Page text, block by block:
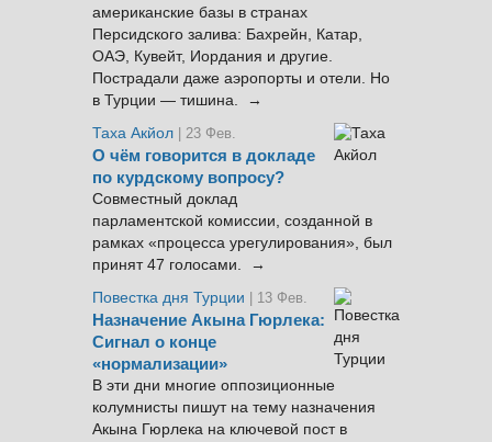
американские базы в странах
Персидского залива: Бахрейн, Катар,
ОАЭ, Кувейт, Иордания и другие.
Пострадали даже аэропорты и отели. Но
в Турции — тишина. →
Таха Акйол | 23 Фев.
О чём говорится в докладе
по курдскому вопросу?
Совместный доклад
парламентской комиссии, созданной в
рамках «процесса урегулирования», был
принят 47 голосами. →
Повестка дня Турции
| 13 Фев.
Назначение Акына Гюрлека:
Сигнал о конце
«нормализации»
В эти дни многие оппозиционные
колумнисты пишут на тему назначения
Акына Гюрлека на ключевой пост в